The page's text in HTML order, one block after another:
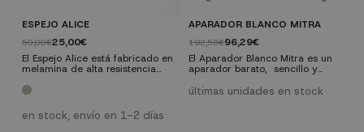
ESPEJO ALICE
50,00€25,00€
El Espejo Alice está fabricado en
melamina de alta resistencia
diferentes. Destaca por su
sencillez de sus formas capaz
de encajar en cualquier tipo de
en stock, envío en 1-2 días
APARADOR BLANCO MITRA
192,58€96,29€
El Aparador Blanco Mitra es un
aparador barato, sencillo y
casi sin hacer ruido, la
últimas unidades en stock